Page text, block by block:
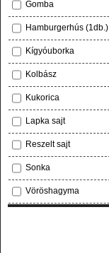
Gomba
Hamburgerhús (1db.)
Kígyóuborka
Kolbász
Kukorica
Lapka sajt
Reszelt sajt
Sonka
Vöröshagyma